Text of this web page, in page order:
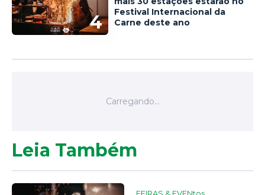
4
Festival Internacional da
Carne deste ano
Leia Também